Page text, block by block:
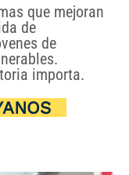
que mejoran
de
de
importa.